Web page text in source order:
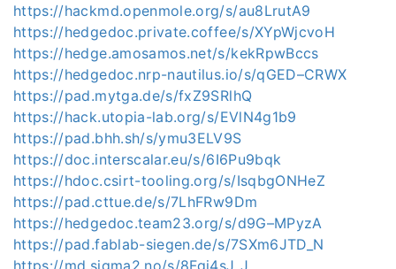
https://hackmd.openmole.org/s/au8LrutA9
https://hedgedoc.private.coffee/s/XYpWjcvoH
https://hedge.amosamos.net/s/kekRpwBccs
https://hedgedoc.nrp-nautilus.io/s/qGED–CRWX
https://pad.mytga.de/s/fxZ9SRlhQ
https://hack.utopia-lab.org/s/EVlN4g1b9
https://pad.bhh.sh/s/ymu3ELV9S
https://doc.interscalar.eu/s/6I6Pu9bqk
https://hdoc.csirt-tooling.org/s/IsqbgONHeZ
https://pad.cttue.de/s/7LhFRw9Dm
https://hedgedoc.team23.org/s/d9G–MPyzA
https://pad.fablab-siegen.de/s/7SXm6JTD_N
https://md.sigma2.no/s/8Fgi4sJ_J